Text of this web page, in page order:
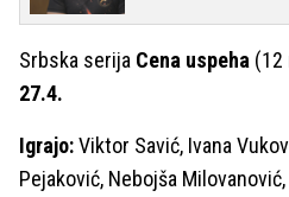
Srbska serija Cena uspeha (12
27.4.
Igrajo:Viktor Savić, Ivana
Pejaković, Nebojša